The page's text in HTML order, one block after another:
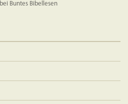
bei Buntes Bibellesen